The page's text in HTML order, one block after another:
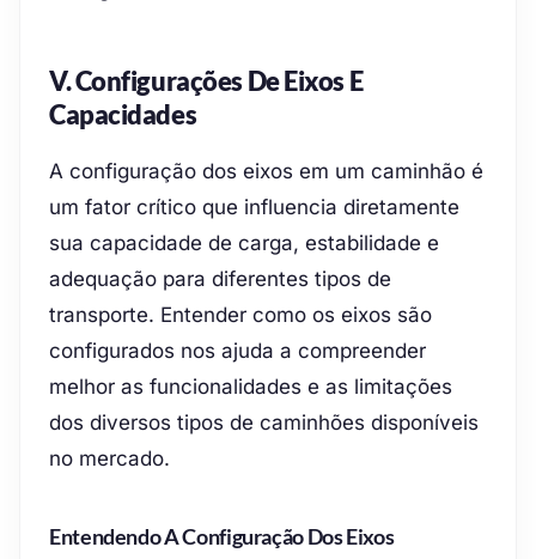
V. Configurações De Eixos E
Capacidades
A configuração dos eixos em um caminhão é
um fator crítico que influencia diretamente
sua capacidade de carga, estabilidade e
adequação para diferentes tipos de
transporte. Entender como os eixos são
configurados nos ajuda a compreender
melhor as funcionalidades e as limitações
dos diversos tipos de caminhões disponíveis
no mercado.
Entendendo A Configuração Dos Eixos